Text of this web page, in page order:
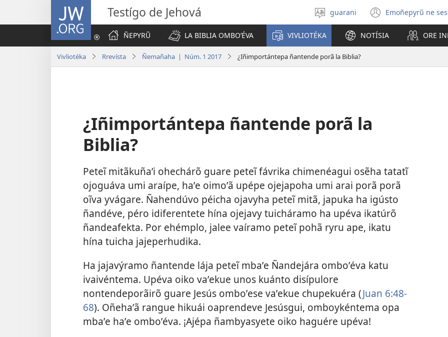
JW.ORG Testígo de Jehová
Eiporavo
peteĩ
idióma
guarani Emoñepyrũ ne
(abre
una
nueva
ventana)
ÑEPYRŨ LA BIBLIA OMBOʼÉVA VIVLIOTÉKA NOTÍSIA ORE
Vivliotéka Rrevísta Ñemañaha | Núm. 1 2017 ¿Iñimportántepa ñantende porã la Biblia?
¿Iñimportántepa ñantende porã la
Biblia?
Peteĩ mitãkuñaʼi ohechárõ guare peteĩ fávrika chimenéagui osẽha tatatĩ
ojoguáva umi araípe, haʼe oimoʼã upépe ojejapoha umi arai porã porã
oĩva yvágare. Ñahendúvo péicha ojavyha peteĩ mitã, japuka ha igústo
ñandéve, péro idiferentete hína ojejavy tuicháramo ha upéva ikatúrõ
ñandeafekta. Por ehémplo, jalee vaíramo peteĩ pohã ryru ape, ikatu
hína tuicha jajeperhudika.
Ha jajavýramo ñantende lája peteĩ mbaʼe Ñandejára omboʼéva katu
ivaivéntema. Upéva oiko vaʼekue unos kuánto disípulore
nontendeporãirõ guare Jesús omboʼese vaʼekue chupekuéra (Juan 6:48-
68). Oñehaʼã rangue hikuái oaprendeve Jesúsgui, omboykéntema opa
mbaʼe haʼe omboʼéva. ¡Ajépa ñambyasyete oiko haguére upéva!